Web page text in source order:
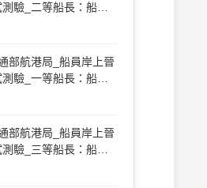
驗_二等船長：船長
部航港局_船員岸上晉
驗_一等船長：船長
部航港局_船員岸上晉
驗_三等船長：船長